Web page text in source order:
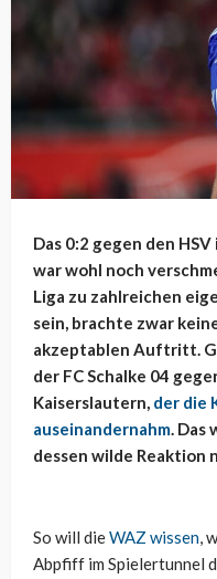
Das 0:2 gegen den
war wohl noch
Liga zu zahlreichen
sein, brachte zwar
akzeptablen Auftritt.
der FC Schalke 04
Kaiserslautern, der die
auseinandernahm. Das
dessen wilde Reaktion
So will dieWAZ wissen,
Abpfiff im Spielertunnel